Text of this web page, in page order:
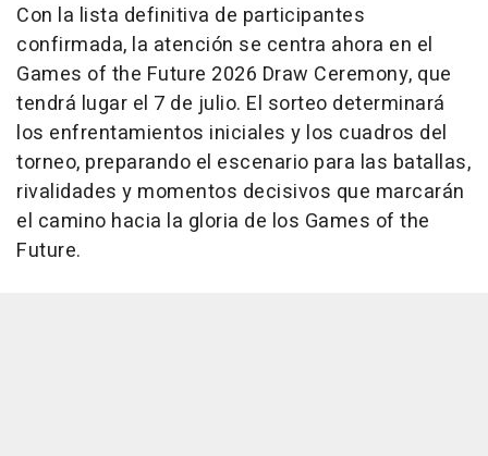
Con la lista definitiva de participantes
confirmada, la atención se centra ahora en el
Games of the Future 2026 Draw Ceremony, que
tendrá lugar el 7 de julio. El sorteo determinará
los enfrentamientos iniciales y los cuadros del
torneo, preparando el escenario para las batallas,
rivalidades y momentos decisivos que marcarán
el camino hacia la gloria de los Games of the
Future.